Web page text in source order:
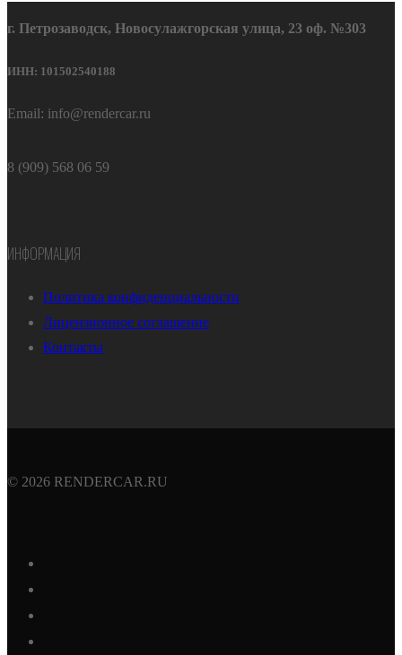
г. Петрозаводск, Новосулажгорская улица, 23 оф. №303
ИНН: 101502540188
Email: info@rendercar.ru
8 (909) 568 06 59
ИНФОРМАЦИЯ
Политика конфиденциальности
Лицензионное соглашение
Контакты
© 2026 RENDERCAR.RU